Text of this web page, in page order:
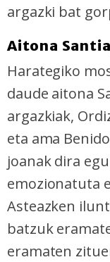
argazki bat
Aitona
Harategiko
daude aitona
argazkiak,
eta ama
joanak dira
emozionatuta
Asteazken
batzuk
eramaten